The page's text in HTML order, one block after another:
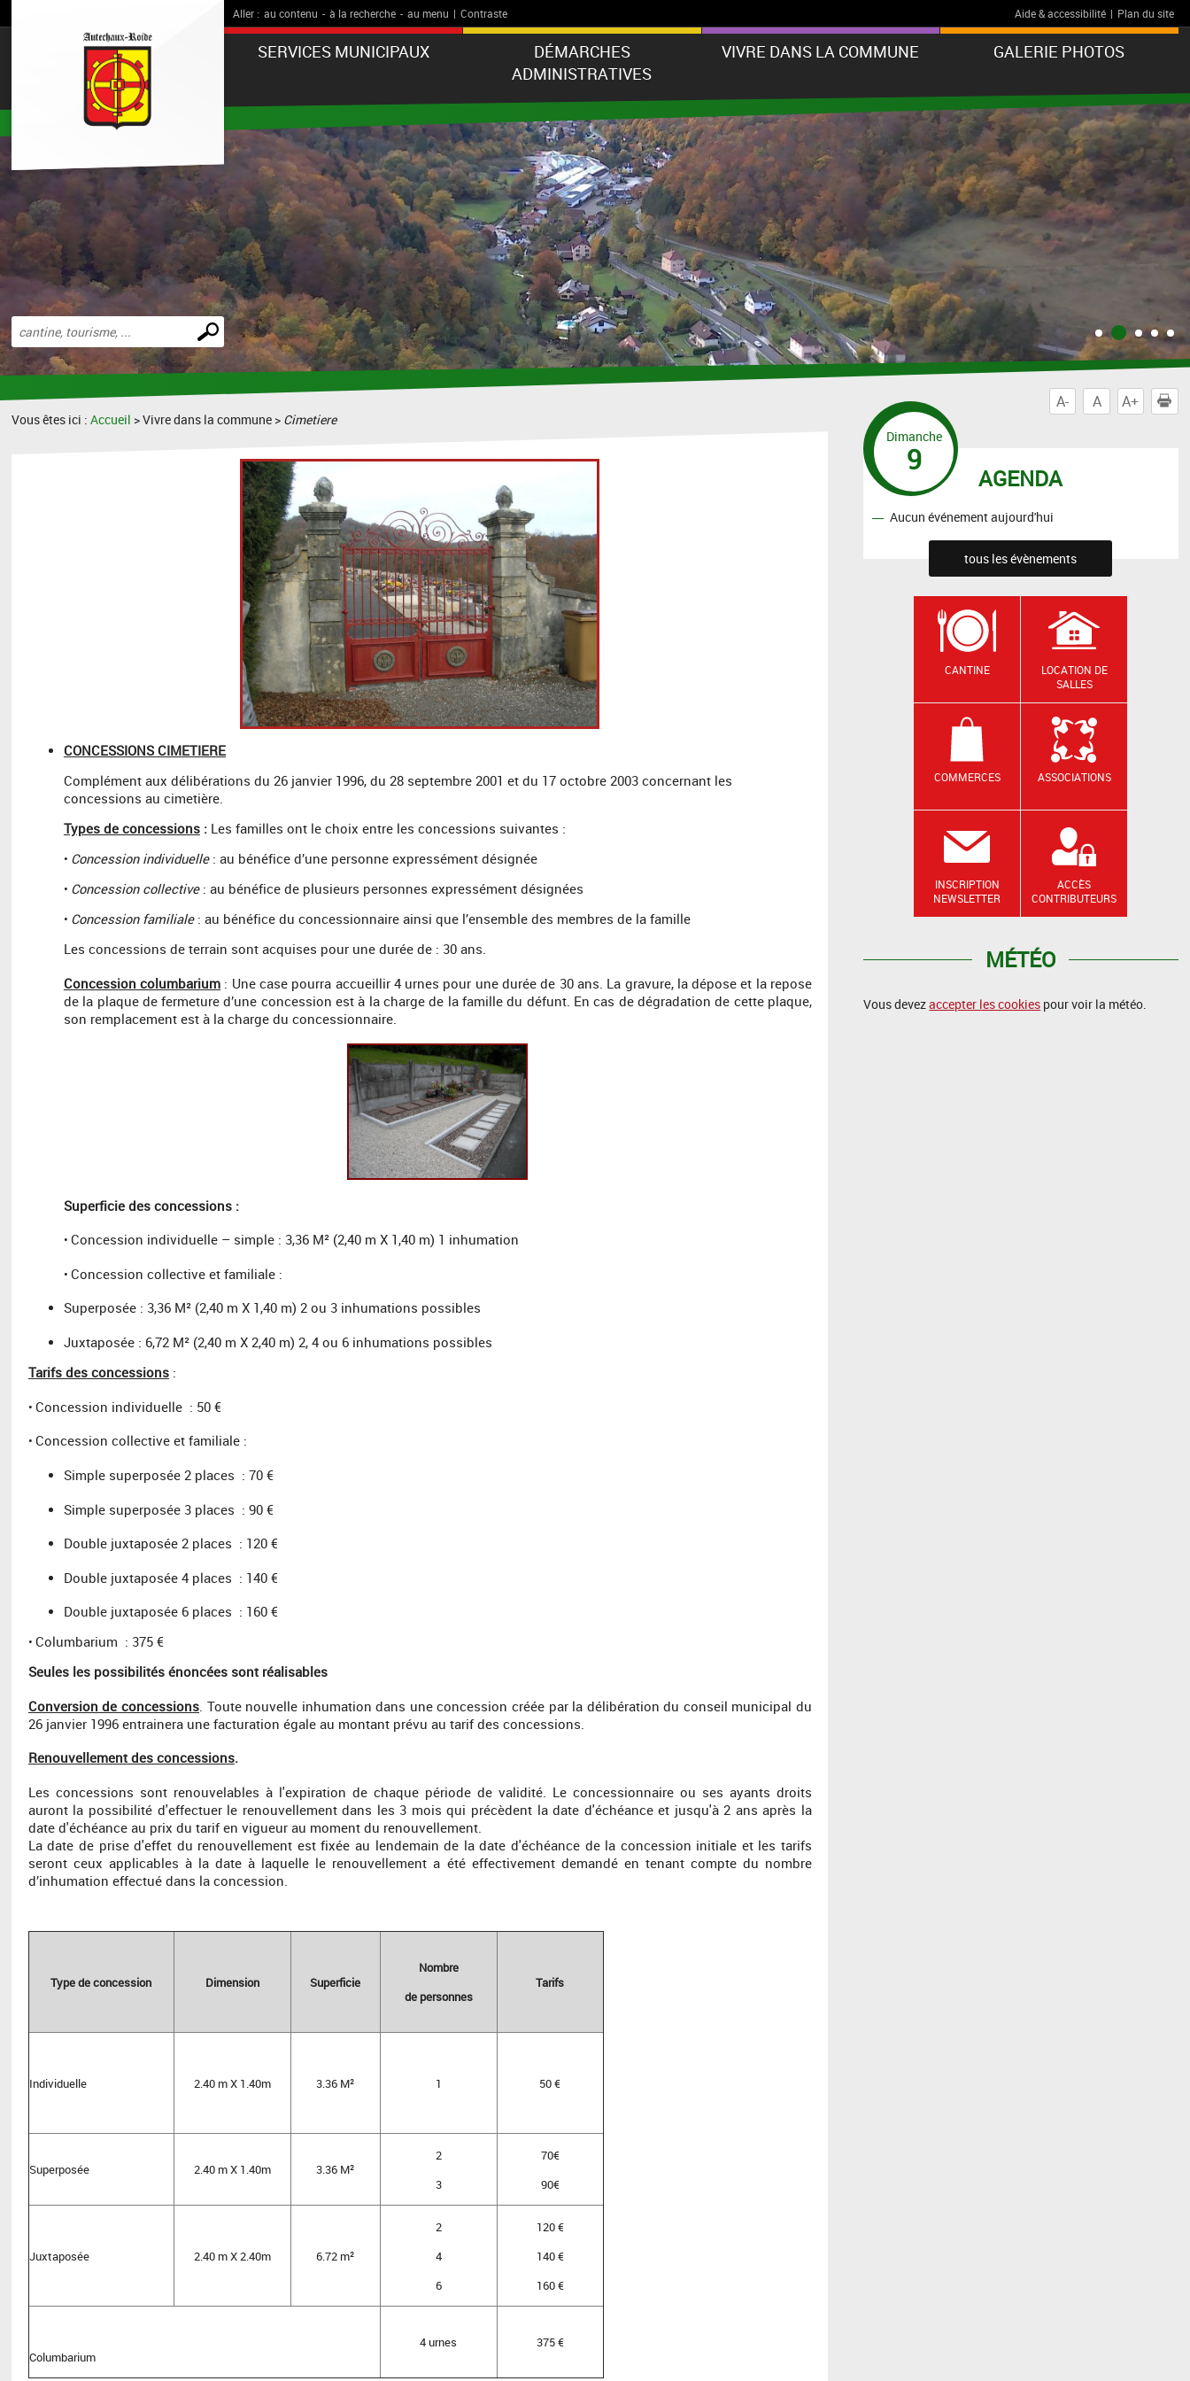
Aller : au contenu - à la recherche - au menu | Contraste Aide & accessibilité | Plan du site
SERVICES MUNICIPAUX
DÉMARCHES
ADMINISTRATIVES
VIVRE DANS LA COMMUNE GALERIE PHOTOS
Effectuer
une
recherche
A- A A+
Vous êtes ici :Accueil > Vivre dans la commune > Cimetiere
CONCESSIONS CIMETIERE
Complément aux délibérations du 26 janvier 1996, du 28 septembre 2001 et du 17 octobre 2003 concernant les
concessions au cimetière.
Types de concessions:Les familles ont le choix entre les concessions suivantes :
• Concession individuelle: au bénéfice d’une personne expressément désignée
• Concession collective: au bénéfice de plusieurs personnes expressément désignées
• Concession familiale: au bénéfice du concessionnaire ainsi que l’ensemble des membres de la famille
Les concessions de terrain sont acquises pour une durée de : 30 ans.
Concession columbarium : Une case pourra accueillir 4 urnes pour une durée de 30 ans. La gravure, la dépose et la repose
de la plaque de fermeture d’une concession est à la charge de la famille du défunt. En cas de dégradation de cette plaque,
son remplacement est à la charge du concessionnaire.
Superficie des concessions :
• Concession individuelle – simple : 3,36 M² (2,40 m X 1,40 m) 1 inhumation
• Concession collective et familiale :
Superposée : 3,36 M² (2,40 m X 1,40 m) 2 ou 3 inhumations possibles
Juxtaposée : 6,72 M² (2,40 m X 2,40 m) 2, 4 ou 6 inhumations possibles
Tarifs des concessions:
• Concession individuelle : 50 €
• Concession collective et familiale :
Simple superposée 2 places : 70 €
Simple superposée 3 places : 90 €
Double juxtaposée 2 places : 120 €
Double juxtaposée 4 places : 140 €
Double juxtaposée 6 places : 160 €
• Columbarium : 375 €
Seules les possibilités énoncées sont réalisables
Conversion de concessions . Toute nouvelle inhumation dans une concession créée par la délibération du conseil municipal du
26 janvier 1996 entrainera une facturation égale au montant prévu au tarif des concessions.
Renouvellementdes concessions.
Les concessions sont renouvelables à l'expiration de chaque période de validité. Le concessionnaire ou ses ayants droits
auront la possibilité d'effectuer le renouvellement dans les 3 mois qui précèdent la date d'échéance et jusqu'à 2 ans après la
date d'échéance au prix du tarif en vigueur au moment du renouvellement.
La date de prise d'effet du renouvellement est fixée au lendemain de la date d'échéance de la concession initiale et les tarifs
seront ceux applicables à la date à laquelle le renouvellement a été effectivement demandé en tenant compte du nombre
d’inhumation effectué dans la concession.
Type de concession Dimension Superficie
Nombre
de personnes
Tarifs
Individuelle 2.40 m X 1.40m 3.36 M² 1 50 €
Superposée 2.40 m X 1.40m 3.36 M²
2
3
70€
90€
Juxtaposée 2.40 m X 2.40m 6.72 m²
2
4
6
120 €
140 €
160 €
Columbarium
4 urnes 375 €
AGENDA
Dimanche
9
Aucun événement aujourd'hui
tous les évènements
CANTINE
LOCATION DE
SALLES
COMMERCES ASSOCIATIONS
INSCRIPTION
NEWSLETTER
ACCÈS
CONTRIBUTEURS
MÉTÉO
Vous devezaccepter les cookies pour voir la météo.